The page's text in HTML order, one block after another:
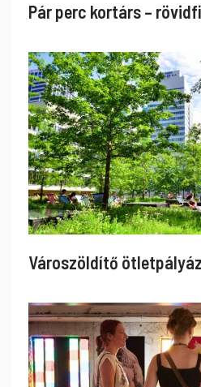
Pár perc kortárs –
Városzöldítő